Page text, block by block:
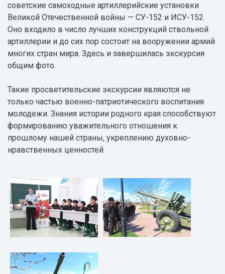
советские самоходные артиллерийские установки
Великой Отечественной войны — СУ-152 и ИСУ-152.
Оно входило в число лучших конструкций ствольной
артиллерии и до сих пор состоит на вооружении армий
многих стран мира. Здесь и завершилась экскурсия
общим фото.
Такие просветительские экскурсии являются не
только частью военно-патриотического воспитания
молодежи. Знания истории родного края способствуют
формированию уважительного отношения к
прошлому нашей страны, укреплению духовно-
нравственных ценностей.